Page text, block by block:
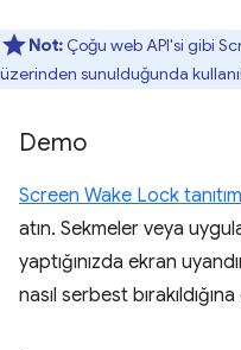
Not: Çoğu web API'si gibi
üzerinden sunulduğunda
Demo
Screen Wake Lock
atın. Sekmeler veya
yaptığınızda ekran
nasıl serbest